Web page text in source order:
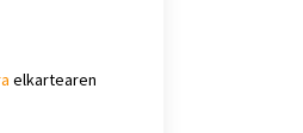
elkartearen